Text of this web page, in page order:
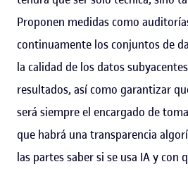
Proponen medidas como
continuamente los conjuntos de
la calidad de los datos
resultados, así como garantizar
será siempre el encargado de
que habrá una transparencia
las partes saber si se usa IA y con